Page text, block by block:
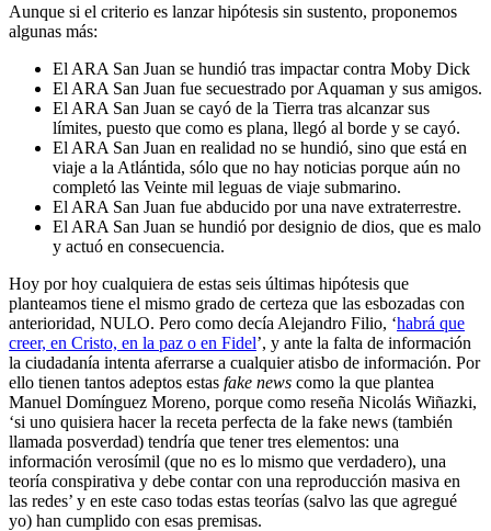
Aunque si el criterio es lanzar hipótesis sin sustento, proponemos
algunas más:
El ARA San Juan se hundió tras impactar contra Moby Dick
El ARA San Juan fue secuestrado por Aquaman y sus amigos.
El ARA San Juan se cayó de la Tierra tras alcanzar sus
límites, puesto que como es plana, llegó al borde y se cayó.
El ARA San Juan en realidad no se hundió, sino que está en
viaje a la Atlántida, sólo que no hay noticias porque aún no
completó las Veinte mil leguas de viaje submarino.
El ARA San Juan fue abducido por una nave extraterrestre.
El ARA San Juan se hundió por designio de dios, que es malo
y actuó en consecuencia.
Hoy por hoy cualquiera de estas seis últimas hipótesis que
planteamos tiene el mismo grado de certeza que las esbozadas con
anterioridad, NULO. Pero como decía Alejandro Filio, ‘habrá que
creer, en Cristo, en la paz o en Fidel’, y ante la falta de información
la ciudadanía intenta aferrarse a cualquier atisbo de información. Por
ello tienen tantos adeptos estas fake news como la que plantea
Manuel Domínguez Moreno, porque como reseña Nicolás Wiñazki,
‘si uno quisiera hacer la receta perfecta de la fake news (también
llamada posverdad) tendría que tener tres elementos: una
información verosímil (que no es lo mismo que verdadero), una
teoría conspirativa y debe contar con una reproducción masiva en
las redes’ y en este caso todas estas teorías (salvo las que agregué
yo) han cumplido con esas premisas.